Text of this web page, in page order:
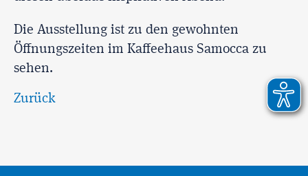
Die Ausstellung ist zu den gewohnten
Öffnungszeiten im Kaffeehaus Samocca zu
sehen.
Zurück